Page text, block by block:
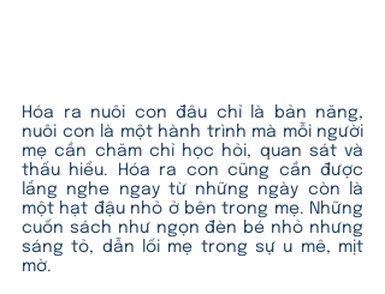
Hóa ra nuôi con đâu chỉ là bản năng,
nuôi con là một hành trình mà mỗi người
mẹ cần chăm chỉ học hỏi, quan sát và
thấu hiểu. Hóa ra con cũng cần được
lắng nghe ngay từ những ngày còn là
một hạt đậu nhỏ ở bên trong mẹ. Những
cuốn sách như ngọn đèn bé nhỏ nhưng
sáng tỏ, dẫn lối mẹ trong sự u mê, mịt
mờ.